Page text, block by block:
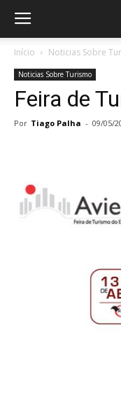
Início Noticias Sobre
Noticias Sobre Turismo
Feira de
Por Tiago Palha - 09/05/